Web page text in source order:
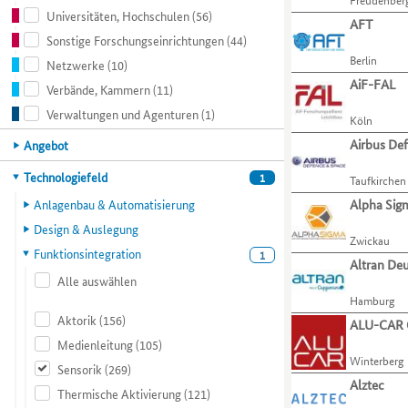
Verfahren
und
Aktivitäten
präsentieren.
gelangen.
Nutzen
Sie
die
Zugriffstaste
um
zum
Menüpunkt
für
Organisationen
gelangen.
Nutzen
Zugriffstaste
Menüpunkt
Organisationen
anhand
von
verschiedenen
Kompetenzmerkmalen
einschränken.
Mit
der
Tabulatortaste
können
jeweils
nächsten
Kategorie
Kriterium
wechseln.
Universitäten, Hochschulen(56)
Sonstige Forschungseinrichtungen(44)
Netzwerke (10)
Verbände, Kammern(11)
Verwaltungen und Agenturen(1)
Hauptkategorie
Angebot
Hauptkategorie
Technologiefeld 1
Anlagenbau & Automatisierung
Design & Auslegung
1
Funktionsintegration
Alle auswählen
Aktorik (156)
Medienleitung(105)
Sensorik (269)
Thermische Aktivierung(121)
Liste.
Mit
der
Tabulatortaste
können
Sie
nächsten
Organisation
AFT
Berlin
AiF-FAL
Köln
Airbus
Taufkirchen
Alpha
Zwickau
Altran
Hamburg
ALU-CAR
Winterberg
Alztec